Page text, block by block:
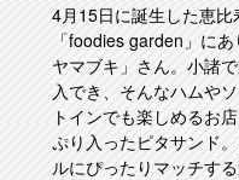
4月15日に誕生した恵
「foodies garden」に
ヤマブキ」さん。小諸
入でき、そんなハムや
トインでも楽しめるお
ぷり入ったピタサンド
ルにぴったりマッチする